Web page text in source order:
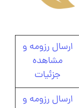
ارسال رزومه و
مشاهده
جزئیات
ارسال رزومه و